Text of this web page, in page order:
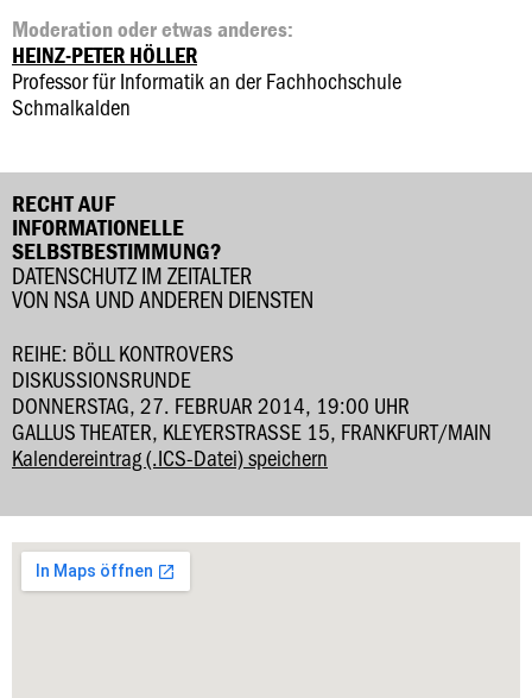
Moderation oder etwas anderes:
HEINZ-PETER HÖLLER
Professor für Informatik an der Fachhochschule
Schmalkalden
RECHT AUF
INFORMATIONELLE
SELBSTBESTIMMUNG?
DATENSCHUTZ IM ZEITALTER
VON NSA UND ANDEREN DIENSTEN
REIHE: BÖLL KONTROVERS
DISKUSSIONSRUNDE
DONNERSTAG, 27. FEBRUAR 2014, 19:00 UHR
GALLUS THEATER, KLEYERSTRASSE 15, FRANKFURT/MAIN
Kalendereintrag (.ICS-Datei) speichern